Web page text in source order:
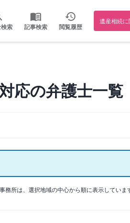
索 記事検索 閲覧履歴
遺産相続
応の弁護士一覧
所は、選択地域の中心から順に表示しています